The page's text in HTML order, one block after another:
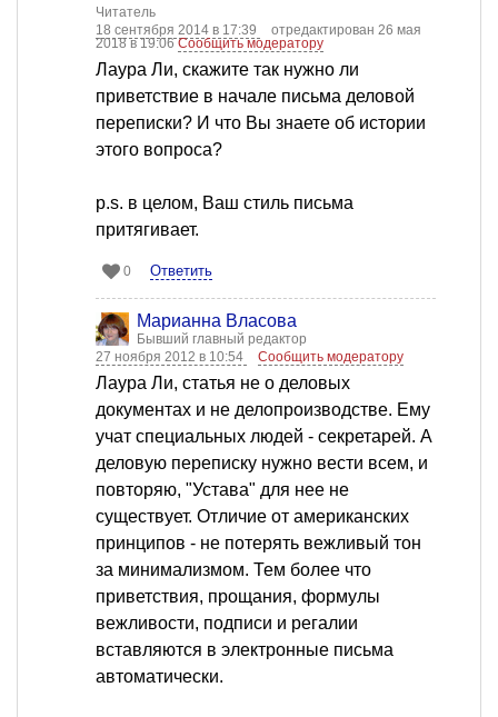
Читатель
18 сентября 2014 в 17:39
отредактирован 26 мая
2018 в 19:06Сообщить модератору
Лаура Ли, скажите так нужно ли
приветствие в начале письма деловой
переписки? И что Вы знаете об истории
этого вопроса?
p.s. в целом, Ваш стиль письма
притягивает.
0 Ответить
Марианна Власова
Бывший главный редактор
27 ноября 2012 в 10:54
Сообщить модератору
Лаура Ли, статья не о деловых
документах и не делопроизводстве. Ему
учат специальных людей - секретарей. А
деловую переписку нужно вести всем, и
повторяю, "Устава" для нее не
существует. Отличие от американских
принципов - не потерять вежливый тон
за минимализмом. Тем более что
приветствия, прощания, формулы
вежливости, подписи и регалии
вставляются в электронные письма
автоматически.